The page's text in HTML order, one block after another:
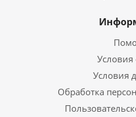
Условия
Условия
Обработка